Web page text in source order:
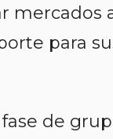
mercados
para
de